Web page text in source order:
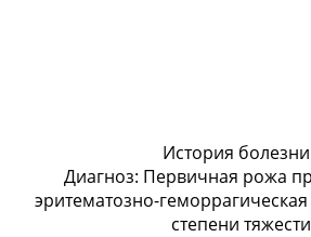
История
Диагноз: Первичная рожа
эритематозно-
степени